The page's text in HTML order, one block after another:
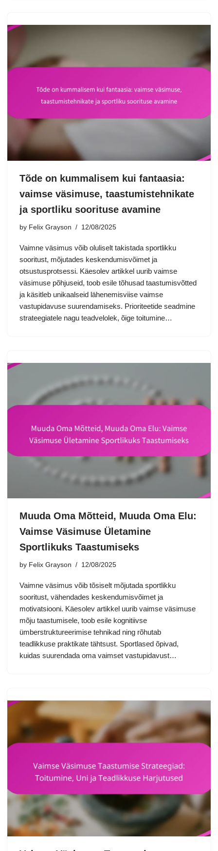
Tõde on kummalisem kui fantaasia:
vaimse väsimuse, taastumistehnikate
ja sportliku soorituse avamine
by Felix Grayson 12/08/2025
Vaimne väsimus võib oluliselt takistada sportlikku
sooritust, mõjutades keskendumisvõimet ja
otsustusprotsessi. Käesolev artikkel uurib vaimse
väsimuse põhjuseid, toob esile tõhusad taastumisvõtted
ja käsitleb unikaalseid lähenemisviise vaimse
vastupidavuse suurendamiseks. Prioriteetide seadmine
strateegiatele nagu teadvelolek, õige toitumine…
Muuda Oma Mõtteid, Muuda Oma Elu:
Vaimse Väsimuse Ületamine
Sportlikuks Taastumiseks
by Felix Grayson 12/08/2025
Vaimne väsimus võib tõsiselt mõjutada sportlikku
sooritust, vähendades keskendumisvõimet ja
motivatsiooni. Käesolev artikkel uurib vaimse väsimuse
mõju taastumisele, toob esile kognitiivse
ümberstruktureerimise tehnikad ning rõhutab
teadlikkuse praktikate tähtsust. Sportlased õpivad,
kuidas suurendada oma vaimset vastupidavust…